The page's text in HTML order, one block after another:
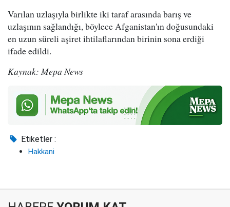
Varılan uzlaşıyla birlikte iki taraf arasında barış ve
uzlaşının sağlandığı, böylece Afganistan'ın doğusundaki
en uzun süreli aşiret ihtilaflarından birinin sona erdiği
ifade edildi.
Kaynak: Mepa News
Etiketler :
Hakkani